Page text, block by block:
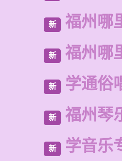
新 福州哪
新 福州哪
新 学通俗
新 福州琴
新 学音乐